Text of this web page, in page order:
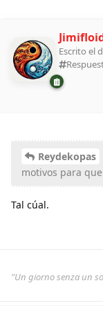
Escrito el
Reydekopas
motivos para
Tal cúal.
"Un giorno senza un